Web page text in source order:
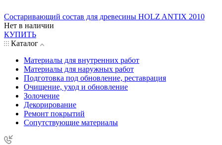
Состаривающий состав для древесины HOLZ ANTIX 2010
Нет в наличии
КУПИТЬ
Каталог
Материалы для внутренних работ
Материалы для наружных работ
Подготовка под обновление, реставрация
Очищение, уход и обновление
Золочение
Декорирование
Ремонт покрытий
Сопутствующие материалы